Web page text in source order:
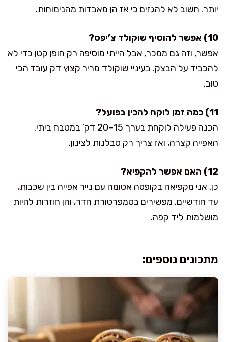
יותר. חשוב לא להגזים כי אז הן מאבדות מהנימוחות.
10) אפשר להוסיף שוקולד צ’יפס?
אפשר, וזה גם ממכר, אבל הייתי מוסיפה רק חופן קטן כדי לא
להכביד על הבצק. בעיניי שוקולד מריר קצוץ דק עובד הכי
טוב.
11) כמה זמן לוקח להכין בפועל?
הכנה פעילה לוקחת בערך 15–20 דק’ במטבח ביתי.
האפייה קצרה, ואז צריך רק סבלנות לצינון.
12) האם אפשר להקפיא?
כן. אני מקפיאה בקופסה אטומה עם נייר אפייה בין שכבות,
עד חודשיים. מפשירים בטמפרטורת חדר, והן חוזרות להיות
מושלמות ליד קפה.
מתכונים נוספים: